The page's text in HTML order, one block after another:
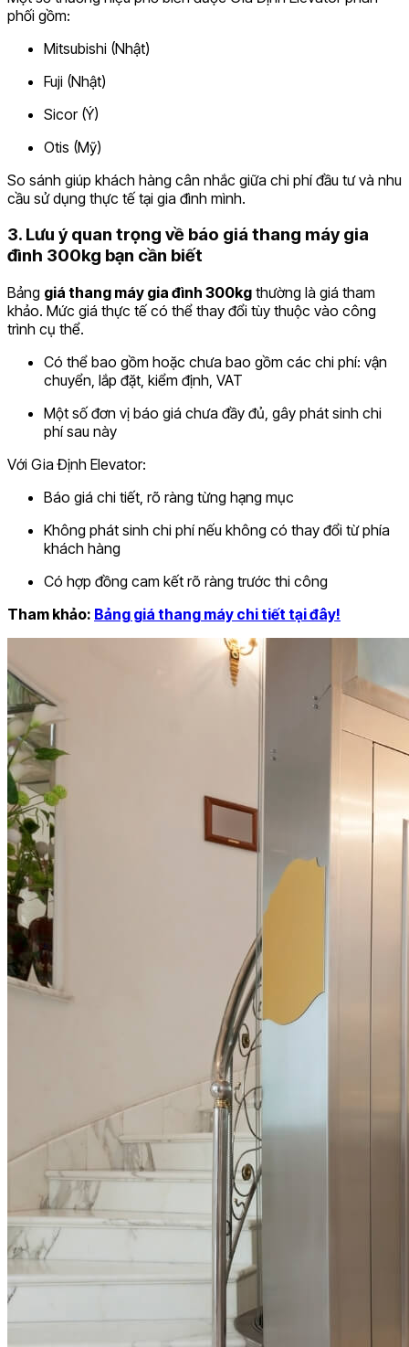
phối gồm:
Mitsubishi (Nhật)
Fuji (Nhật)
Sicor (Ý)
Otis (Mỹ)
So sánh giúp khách hàng cân nhắc giữa chi phí đầu tư và nhu
cầu sử dụng thực tế tại gia đình mình.
3. Lưu ý quan trọng về báo giá thang máy gia
đình 300kg bạn cần biết
Bảng giá thang máy gia đình 300kg thường là giá tham
khảo. Mức giá thực tế có thể thay đổi tùy thuộc vào công
trình cụ thể.
Có thể bao gồm hoặc chưa bao gồm các chi phí: vận
chuyển, lắp đặt, kiểm định, VAT
Một số đơn vị báo giá chưa đầy đủ, gây phát sinh chi
phí sau này
Với Gia Định Elevator:
Báo giá chi tiết, rõ ràng từng hạng mục
Không phát sinh chi phí nếu không có thay đổi từ phía
khách hàng
Có hợp đồng cam kết rõ ràng trước thi công
Tham khảo: Bảng giá thang máy chi tiết tại đây!